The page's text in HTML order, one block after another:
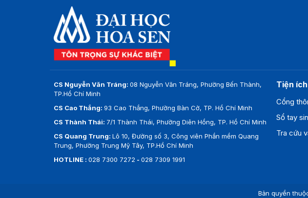
CS Nguyễn Văn Tráng: 08 Nguyễn Văn Tráng, Phường Bến Thành,
TP.Hồ Chí Minh
CS Cao Thắng: 93 Cao Thắng, Phường Bàn Cờ, TP. Hồ Chí Minh
CS Thành Thái: 7/1 Thành Thái, Phường Diên Hồng, TP. Hồ Chí Minh
CS Quang Trung: Lô 10, Đường số 3, Công viên Phần mềm Quang
Trung, Phường Trung Mỹ Tây, TP.Hồ Chí Minh
HOTLINE : 028 7300 7272 - 028 7309 1991
Tiện
Cổng
Sổ tay
Tra cứu
Bản quyền